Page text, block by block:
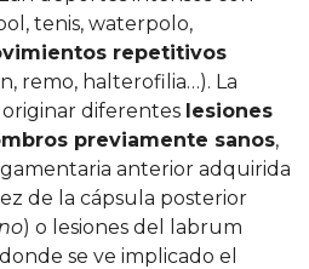
tenis, waterpolo,
repetitivos
remo, halterofilia…). La
diferentes lesiones
previamente sanos,
anterior adquirida
de la cápsula posterior
) o lesiones del labrum
se ve implicado el